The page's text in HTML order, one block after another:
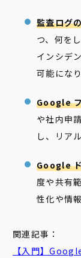
監査ログ
つ、何を
インシデ
可能になり
Google
や社内申
し、リア
Google
度や共有
性化や情
関連記事：
【入門】